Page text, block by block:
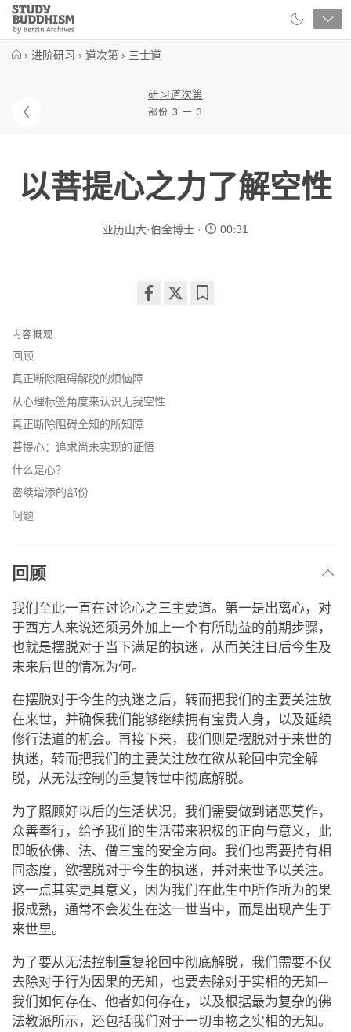
Close
Study
Buddhism
› 进阶研习 › 道次第 › 三士道
研习道次第
部份 3 一 3
以菩提心之力了解空性
亚历山大·伯金博士 00:31
内容概观
回顾
真正断除阻碍解脱的烦恼障
从心理标签角度来认识无我空性
真正断除阻碍全知的所知障
菩提心：追求尚未实现的证悟
什么是心？
密续增添的部份
问题
回顾
我们至此一直在讨论心之三主要道。第一是出离心，对
于西方人来说还须另外加上一个有所助益的前期步骤，
也就是摆脱对于当下满足的执迷，从而关注日后今生及
未来后世的情况为何。
在摆脱对于今生的执迷之后，转而把我们的主要关注放
在来世，并确保我们能够继续拥有宝贵人身，以及延续
修行法道的机会。再接下来，我们则是摆脱对于来世的
执迷，转而把我们的主要关注放在欲从轮回中完全解
脱，从无法控制的重复转世中彻底解脱。
为了照顾好以后的生活状况，我们需要做到诸恶莫作，
众善奉行，给予我们的生活带来积极的正向与意义，此
即皈依佛、法、僧三宝的安全方向。我们也需要持有相
同态度，欲摆脱对于今生的执迷，并对来世予以关注。
这一点其实更具意义，因为我们在此生中所作所为的果
报成熟，通常不会发生在这一世当中，而是出现产生于
来世里。
为了要从无法控制重复轮回中彻底解脱，我们需要不仅
去除对于行为因果的无知，也要去除对于实相的无知─
我们如何存在、他者如何存在，以及根据最为复杂的佛
法教派所示，还包括我们对于一切事物之实相的无知。